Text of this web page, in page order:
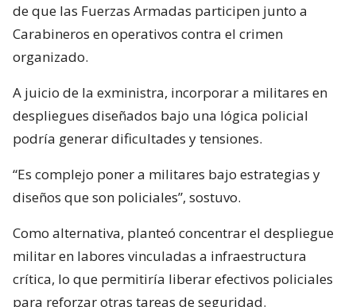
de que las Fuerzas Armadas participen junto a
Carabineros en operativos contra el crimen
organizado.
A juicio de la exministra, incorporar a militares en
despliegues diseñados bajo una lógica policial
podría generar dificultades y tensiones.
“Es complejo poner a militares bajo estrategias y
diseños que son policiales”, sostuvo.
Como alternativa, planteó concentrar el despliegue
militar en labores vinculadas a infraestructura
crítica, lo que permitiría liberar efectivos policiales
para reforzar otras tareas de seguridad.